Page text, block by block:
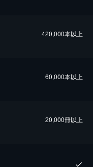
420,000本以上
60,000本以上
20,000冊以上